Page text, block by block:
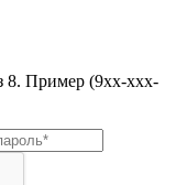
8. Пример (9хх-ххх-